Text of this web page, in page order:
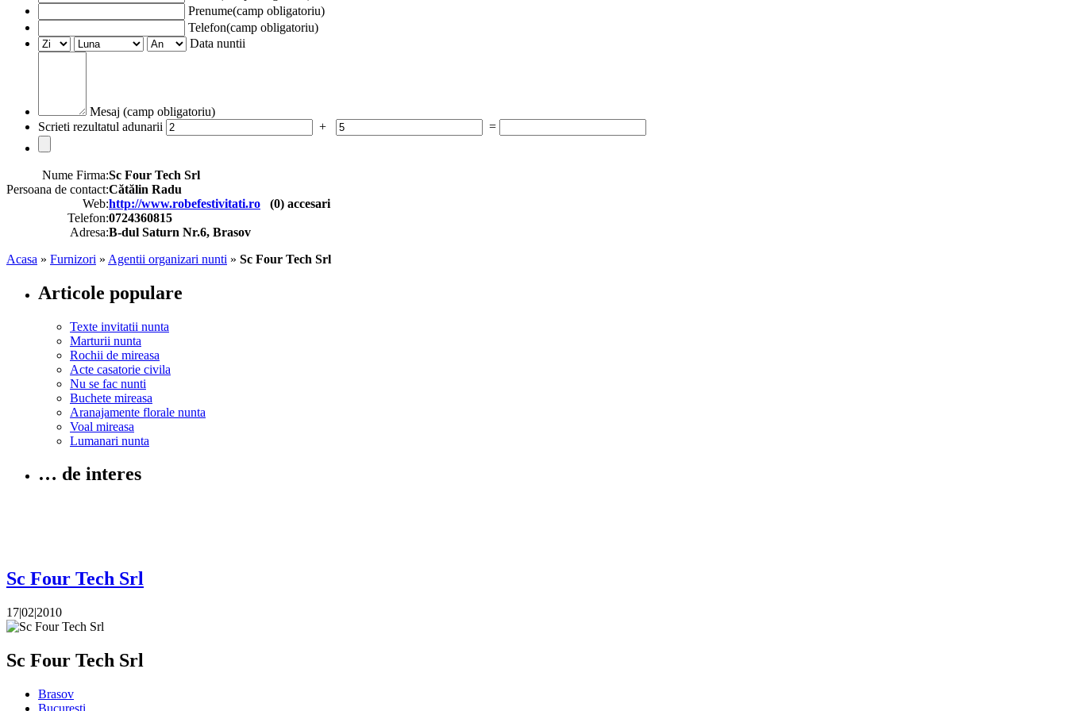
Prenume(camp obligatoriu)
Telefon(camp obligatoriu)
Data nuntii
Mesaj (camp obligatoriu)
Scrieti rezultatul adunarii
+ =
Nume Firma:Sc Four Tech Srl
Persoana de contact:Cătălin Radu
Web:http://www.robefestivitati.ro (0) accesari
Telefon:0724360815
Adresa:B-dul Saturn Nr.6, Brasov
Acasa » Furnizori » Agentii organizari nunti » Sc Four Tech Srl
Articole populare
Texte invitatii nunta
Marturii nunta
Rochii de mireasa
Acte casatorie civila
Nu se fac nunti
Buchete mireasa
Aranajamente florale nunta
Voal mireasa
Lumanari nunta
… de interes
Sc Four Tech Srl
17|02|2010
Sc Four Tech Srl
Brasov
Bucuresti